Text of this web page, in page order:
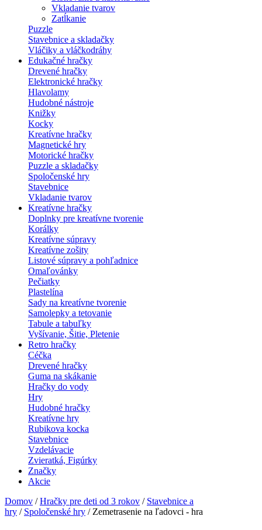
Vkladanie tvarov
Zatĺkanie
Puzzle
Stavebnice a skladačky
Vláčiky a vláčkodráhy
Edukačné hračky
Drevené hračky
Elektronické hračky
Hlavolamy
Hudobné nástroje
Knižky
Kocky
Kreatívne hračky
Magnetické hry
Motorické hračky
Puzzle a skladačky
Spoločenské hry
Stavebnice
Vkladanie tvarov
Kreatívne hračky
Doplnky pre kreatívne tvorenie
Korálky
Kreatívne súpravy
Kreatívne zošity
Listové súpravy a pohľadnice
Omaľovánky
Pečiatky
Plastelína
Sady na kreatívne tvorenie
Samolepky a tetovanie
Tabule a tabuľky
Vyšívanie, Šitie, Pletenie
Retro hračky
Céčka
Drevené hračky
Guma na skákanie
Hračky do vody
Hry
Hudobné hračky
Kreatívne hry
Rubikova kocka
Stavebnice
Vzdelávacie
Zvieratká, Figúrky
Značky
Akcie
Domov /Hračky pre deti od 3 rokov / Stavebnice a
hry / Spoločenské hry / Zemetrasenie na ľadovci - hra